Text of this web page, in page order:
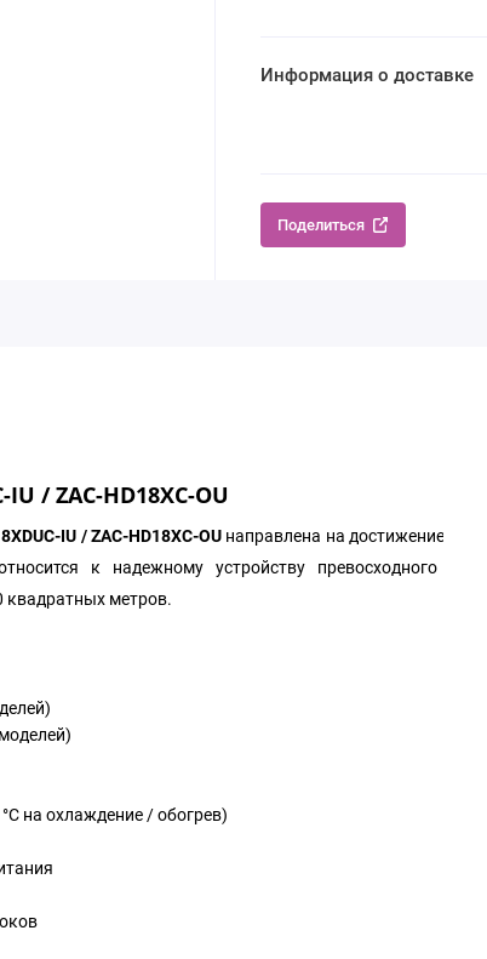
Информация о доставке
Поделиться
/ ZAC-HD18XC-OU
XDUC-IU /ZAC-HD18XC-OUнаправлена на достижение
к надежному устройству превосходного
квадратных метров.
на охлаждение / обогрев)